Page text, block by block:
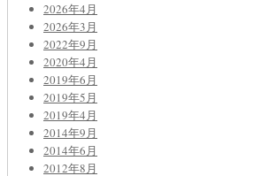
2026年4月
2026年3月
2022年9月
2020年4月
2019年6月
2019年5月
2019年4月
2014年9月
2014年6月
2012年8月